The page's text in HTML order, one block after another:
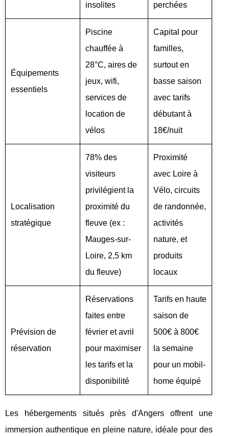
insolites
perchées
Équipements
essentiels
Piscine
chauffée à
28°C, aires de
jeux, wifi,
services de
location de
vélos
Capital pour
familles,
surtout en
basse saison
avec tarifs
débutant à
18€/nuit
Localisation
stratégique
78% des
visiteurs
privilégient la
proximité du
fleuve (ex :
Mauges-sur-
Loire, 2,5 km
du fleuve)
Proximité
avec Loire à
Vélo, circuits
de randonnée,
activités
nature, et
produits
locaux
Prévision de
réservation
Réservations
faites entre
février et avril
pour maximiser
les tarifs et la
disponibilité
Tarifs en haute
saison de
500€ à 800€
la semaine
pour un mobil-
home équipé
Les hébergements situés près d'Angers offrent une
immersion authentique en pleine nature, idéale pour des